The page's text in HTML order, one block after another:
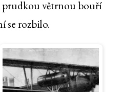
prudkou větrnou bouří
se rozbilo.